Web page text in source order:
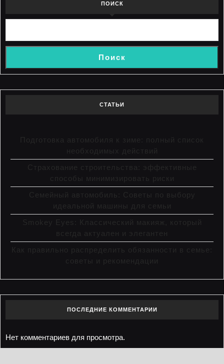
ПОИСК
Поиск
СТАТЬИ
Подготовка автомобиля к зиме: полный список
необходимых действий
Страхование строительства: эффективные
способы минимизировать риски
Семейный автомобиль: Советы по выбору
идеальной машины для семьи
Smokey Eyes: Классический макияж, который
всегда актуален и элегантен
Как правильно распределить обязанности в семье:
советы и рекомендации
ПОСЛЕДНИЕ КОММЕНТАРИИ
Нет комментариев для просмотра.